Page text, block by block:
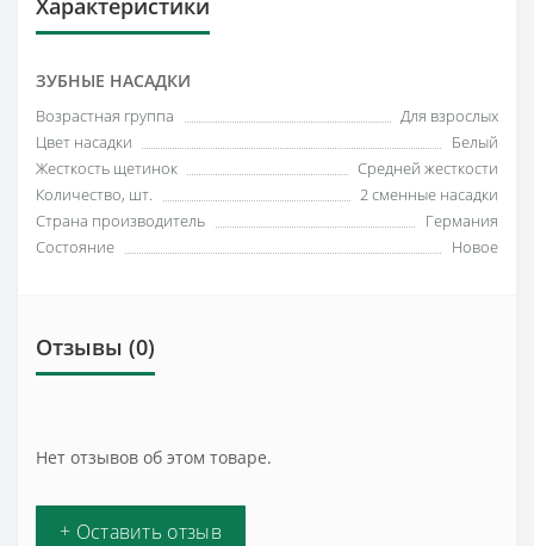
ЗУБНЫЕ НАСАДКИ
Возрастная группа
Для взрослых
Цвет насадки
Белый
Жесткость щетинок
Средней жесткости
Количество, шт.
2 сменные насадки
Страна производитель
Германия
Состояние
Новое
Отзывы (0)
Нет отзывов об этом товаре.
+ Оставить отзыв